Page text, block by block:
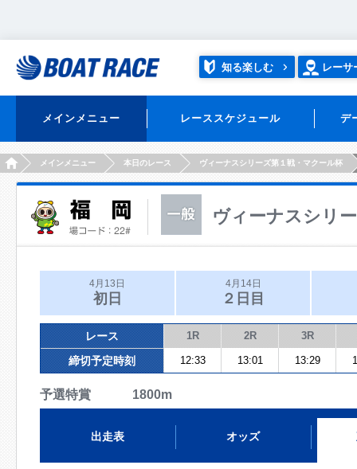
知る楽しむ レーサ
メインメニュー レーススケジュール デ
HOMEメインメニュー 本日のレース ヴィーナスシリーズ第１戦・マクール杯
ヴィーナスシリ
4月13日
初日
4月14日
２日目
レース 1R 2R 3R
締切予定時刻 12:33 13:01 13:29
予選特賞 1800m
出走表 オッズ